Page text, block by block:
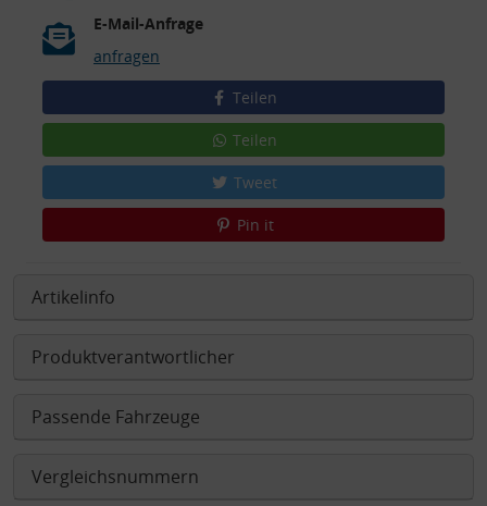
E-Mail-Anfrage
anfragen
Teilen
Teilen
Tweet
Pin it
Artikelinfo
Produktverantwortlicher
Passende Fahrzeuge
Vergleichsnummern